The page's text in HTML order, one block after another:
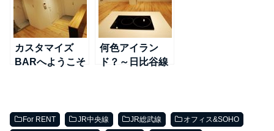
カスタマイズ
BARへようこそ
何色アイラン
ド？～日比谷線
For RENT JR中央線 JR総武線 オフィス&SOHO